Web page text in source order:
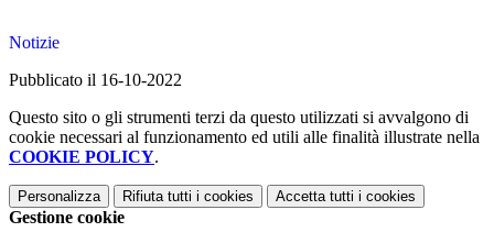
Notizie
Pubblicato il 16-10-2022
Questo sito o gli strumenti terzi da questo utilizzati si avvalgono di
cookie necessari al funzionamento ed utili alle finalità illustrate nella
COOKIE POLICY.
Personalizza Rifiuta tutti i cookies Accetta tutti i cookies
Gestione cookie